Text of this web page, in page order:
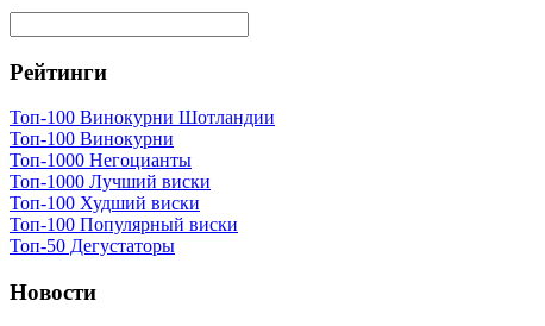
Рейтинги
Топ-100 Винокурни Шотландии
Топ-100 Винокурни
Топ-1000 Негоцианты
Топ-1000 Лучший виски
Топ-100 Худший виски
Топ-100 Популярный виски
Топ-50 Дегустаторы
Новости